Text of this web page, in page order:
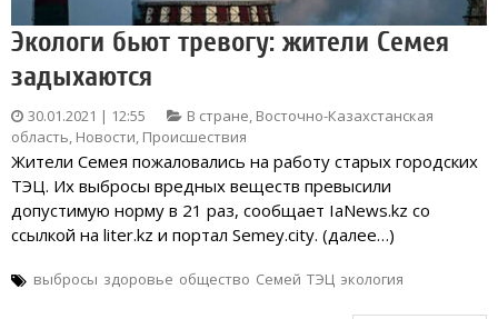
Экологи бьют тревогу: жители Семея
задыхаются
30.01.2021 | 12:55 В стране, Восточно-Казахстанская
область, Новости, Происшествия
Жители Семея пожаловались на работу старых городских
ТЭЦ. Их выбросы вредных веществ превысили
допустимую норму в 21 раз, сообщает IaNews.kz со
ссылкой на liter.kz и портал Semey.city. (далее…)
выбросы здоровье общество Семей ТЭЦ экология